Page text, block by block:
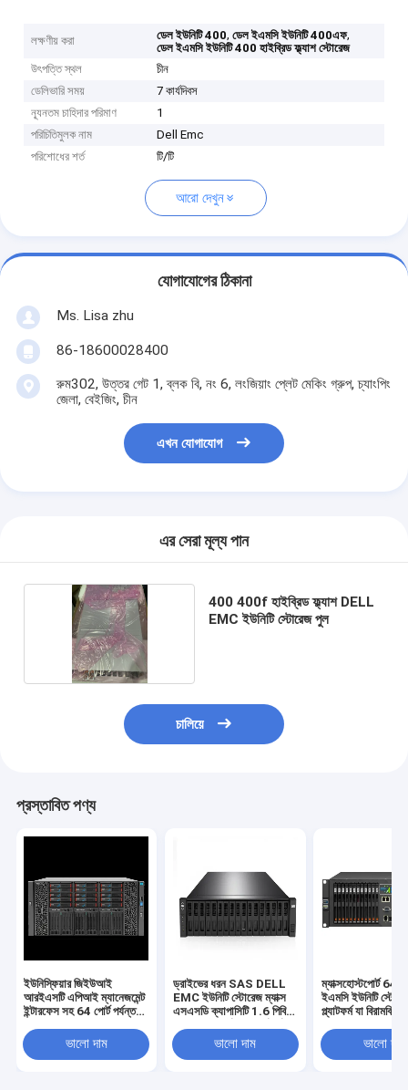
লক্ষণীয় করা ডেল ইউনিটি 400,ডেল ইএমসি ইউনিটি 400এফ,
ডেল ইএমসি ইউনিটি 400 হাইব্রিড ফ্ল্যাশ স্টোরেজ
উৎপত্তি স্থল
চীন
ডেলিভারি সময়
7 কার্যদিবস
ন্যূনতম চাহিদার পরিমাণ
1
পরিচিতিমুলক নাম
Dell Emc
পরিশোধের শর্ত
টি/টি
আরো দেখুন
যোগাযোগের ঠিকানা
Ms. Lisa zhu
86-18600028400
রুম302, উত্তর গেট 1, ব্লক বি, নং 6, লংজিয়াং প্লেট মেকিং গ্রুপ, চ্যাংপিং
জেলা, বেইজিং, চীন
এখন যোগাযোগ
এর সেরা মূল্য পান
400 400f হাইব্রিড ফ্ল্যাশ DELL
EMC ইউনিটি স্টোরেজ পুল
চালিয়ে
প্রস্তাবিত পণ্য
ইউনিস্ফিয়ার জিইউআই
আরইএসটি এপিআই ম্যানেজমেন্ট
ইন্টারফেস সহ 64 পোর্ট পর্যন্ত
স্টোরেজ সিস্টেম ডেটা
ম্যানেজমেন্ট সরবরাহ করে
ভালো দাম
ড্রাইভের ধরন SAS DELL
EMC ইউনিটি স্টোরেজ ম্যাক্স
এসএসডি ক্যাপাসিটি 1.6 পিবি
স্কেলযোগ্য স্টোরেজ অবকাঠামো
ভালো দাম
ম্যাক্সহোস্টপোর্ট 64
ইএমসি ইউনিটি
প্ল্যাটফর্ম যা
জন্য ব্যর্থতার প্রস্তাব
ভালো দাম